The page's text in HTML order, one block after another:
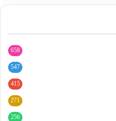
658
547
415
271
256